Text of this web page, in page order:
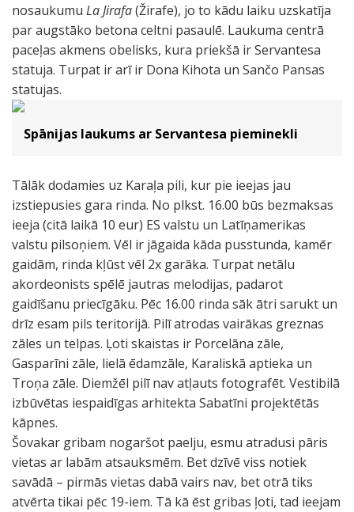
nosaukumu La Jirafa(Žirafe), jo to kādu laiku uzskatīja
par augstāko betona celtni pasaulē. Laukuma centrā
paceļas akmens obelisks, kura priekšā ir Servantesa
statuja. Turpat ir arī ir Dona Kihota un Sančo Pansas
statujas.
Spānijas laukums ar Servantesa pieminekli
Tālāk dodamies uz Karaļa pili, kur pie ieejas jau
izstiepusies gara rinda. No plkst. 16.00 būs bezmaksas
ieeja (citā laikā 10 eur) ES valstu un Latīņamerikas
valstu pilsoņiem. Vēl ir jāgaida kāda pusstunda, kamēr
gaidām, rinda kļūst vēl 2x garāka. Turpat netālu
akordeonists spēlē jautras melodijas, padarot
gaidīšanu priecīgāku. Pēc 16.00 rinda sāk ātri sarukt un
drīz esam pils teritorijā. Pilī atrodas vairākas greznas
zāles un telpas. Ļoti skaistas ir Porcelāna zāle,
Gasparīni zāle, lielā ēdamzāle, Karaliskā aptieka un
Troņa zāle. Diemžēl pilī nav atļauts fotografēt. Vestibilā
izbūvētas iespaidīgas arhitekta Sabatīni projektētās
kāpnes.
Šovakar gribam nogaršot paelju, esmu atradusi pāris
vietas ar labām atsauksmēm. Bet dzīvē viss notiek
savādā – pirmās vietas dabā vairs nav, bet otrā tiks
atvērta tikai pēc 19-iem. Tā kā ēst gribas ļoti, tad ieejam